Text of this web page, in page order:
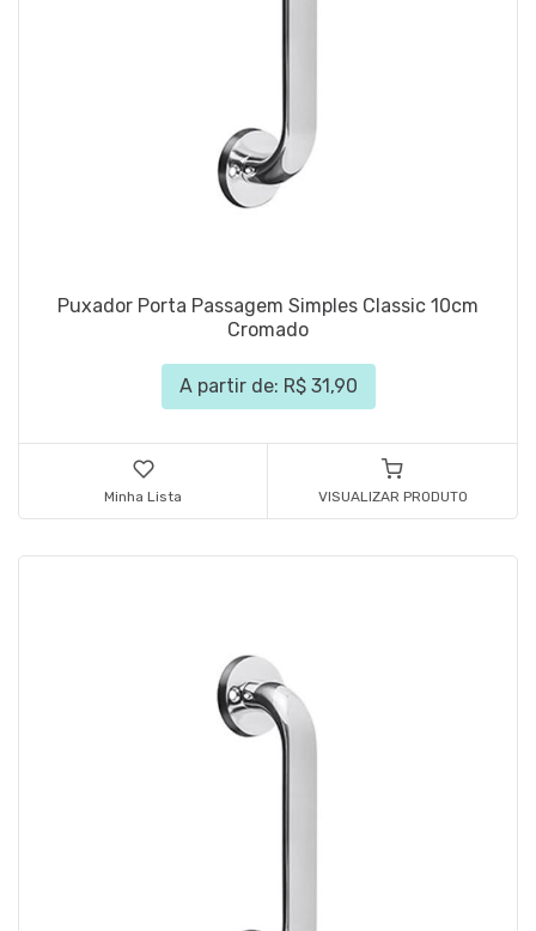
Puxador Porta Passagem Simples Classic 10cm
Cromado
A partir de: R$ 31,90
Minha Lista VISUALIZAR PRODUTO